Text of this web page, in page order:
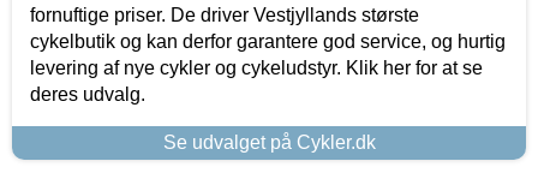
fornuftige priser. De driver Vestjyllands største
cykelbutik og kan derfor garantere god service, og hurtig
levering af nye cykler og cykeludstyr. Klik her for at se
deres udvalg.
Se udvalget på Cykler.dk